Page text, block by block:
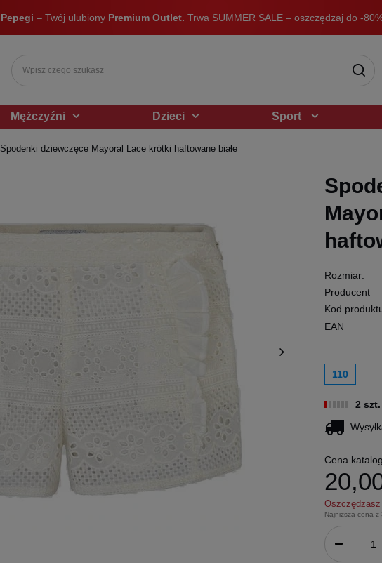
Pepegi – Twój ulubiony Premium Outlet. Trwa SUMMER SALE – oszczędzaj do -
Mężczyźni Dzieci Sport
Spodenki dziewczęce Mayoral Lace krótki haftowane białe
Rozmiar:
Producent
Kod
EAN
110
2 szt.
Cena
Oszczędzasz
Najniższa cena